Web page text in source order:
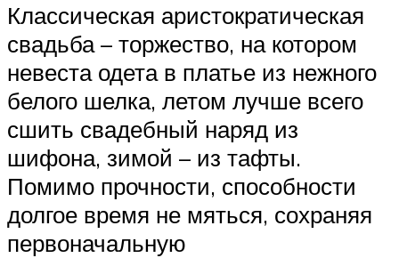
Классическая аристократическая
свадьба – торжество, на котором
невеста одета в платье из нежного
белого шелка, летом лучше всего
сшить свадебный наряд из
шифона, зимой – из тафты.
Помимо прочности, способности
долгое время не мяться, сохраняя
первоначальную